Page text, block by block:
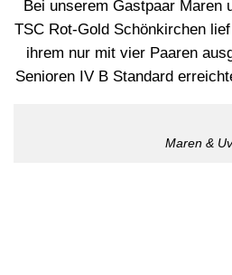
Bei unserem Gastpaar Maren
TSC Rot-Gold Schönkirchen
ihrem nur mit vier Paaren
Senioren IV B Standard
Maren &